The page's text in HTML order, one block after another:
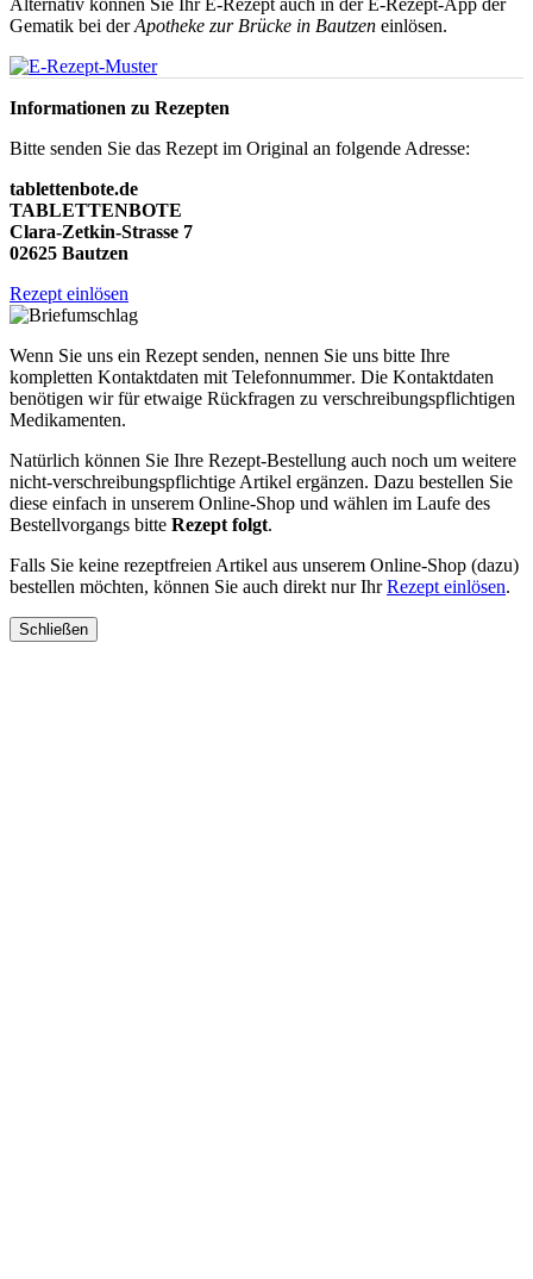
Gematik bei derApotheke zur Brücke in Bautzen einlösen.
Informationen zu Rezepten
Bitte senden Sie das Rezept im Original an folgende Adresse:
tablettenbote.de
TABLETTENBOTE
Clara-Zetkin-Strasse 7
02625 Bautzen
Rezept einlösen
Wenn Sie uns ein Rezept senden, nennen Sie uns bitte Ihre
kompletten Kontaktdaten mit Telefonnummer. Die Kontaktdaten
benötigen wir für etwaige Rückfragen zu verschreibungspflichtigen
Medikamenten.
Natürlich können Sie Ihre Rezept-Bestellung auch noch um weitere
nicht-verschreibungspflichtige Artikel ergänzen. Dazu bestellen Sie
diese einfach in unserem Online-Shop und wählen im Laufe des
Bestellvorgangs bitte Rezept folgt.
Falls Sie keine rezeptfreien Artikel aus unserem Online-Shop (dazu)
bestellen möchten, können Sie auch direkt nur IhrRezept einlösen.
Schließen